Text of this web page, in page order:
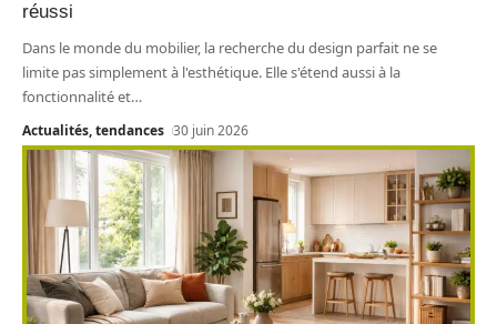
réussi
Dans le monde du mobilier, la recherche du design parfait ne se
limite pas simplement à l'esthétique. Elle s'étend aussi à la
fonctionnalité et…
Actualités, tendances 30 juin 2026